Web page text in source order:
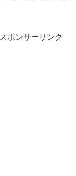
スポンサーリンク